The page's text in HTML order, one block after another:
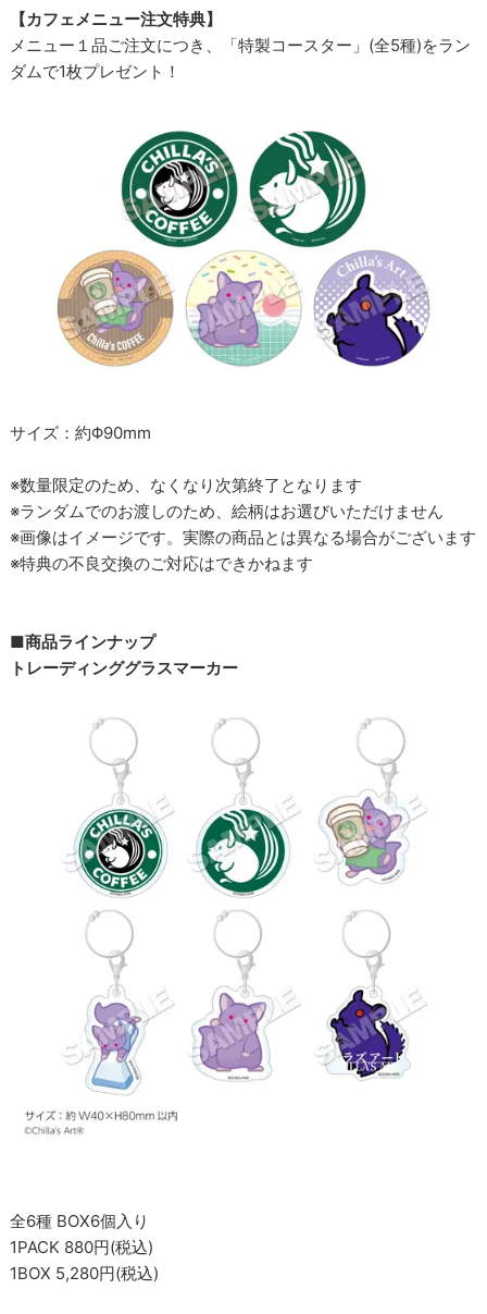
【カフェメニュー注文特典】
メニュー１品ご注文につき、「特製コースター」(全5種)をラン
ダムで1枚プレゼント！
サイズ：約Φ90mm
※数量限定のため、なくなり次第終了となります
※ランダムでのお渡しのため、絵柄はお選びいただけません
※画像はイメージです。実際の商品とは異なる場合がございます
※特典の不良交換のご対応はできかねます
■商品ラインナップ
トレーディンググラスマーカー
全6種 BOX6個入り
1PACK 880円(税込)
1BOX 5,280円(税込)